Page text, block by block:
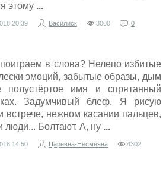
этому
20:39 Василиск 3000 0
в слова? Нелепо избитые
эмоций, забытые образы, дым
имя и спрятанный
Задумчивый блеф. Я рисую
встрече, нежном касании пальцев,
люди... Болтают. А, ну
14:50 Царевна-Несмеяна
4302